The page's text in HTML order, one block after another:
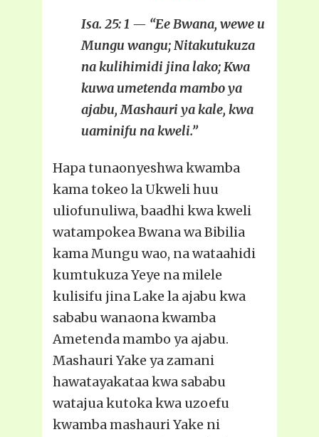
Isa. 25: 1 — “Ee Bwana, wewe u
Mungu wangu; Nitakutukuza
na kulihimidi jina lako; Kwa
kuwa umetenda mambo ya
ajabu, Mashauri ya kale, kwa
uaminifu na kweli.”
Hapa tunaonyeshwa kwamba
kama tokeo la Ukweli huu
uliofunuliwa, baadhi kwa kweli
watampokea Bwana wa Bibilia
kama Mungu wao, na wataahidi
kumtukuza Yeye na milele
kulisifu jina Lake la ajabu kwa
sababu wanaona kwamba
Ametenda mambo ya ajabu.
Mashauri Yake ya zamani
hawatayakataa kwa sababu
watajua kutoka kwa uzoefu
kwamba mashauri Yake ni